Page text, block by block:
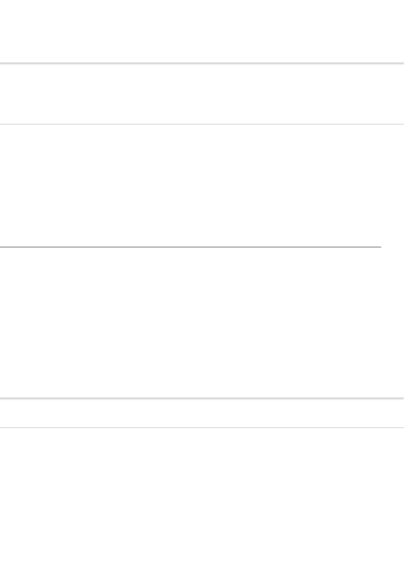
de plain-pied à rénover, est idéale pour les vacances ou
en construction. L'abri jardin permet un rangement
tout en ouvrant la possibilités de rénover à votre